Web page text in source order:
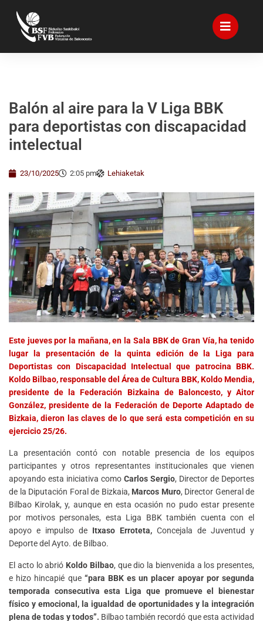
Balón al aire para la V Liga BBK
para deportistas con discapacidad
intelectual
23/10/2025 2:05 pm Lehiaketak
Este jueves por la mañana, en la Sala BBK de Gran Vía, ha tenido
lugar la presentación de la quinta edición de la Liga para
Deportistas con Discapacidad Intelectual que patrocina BBK.
Koldo Bilbao, responsable del Área de Cultura BBK, Koldo Mendia,
presidente de la Federación Bizkaina de Baloncesto, y Aitor
González, presidente de la Federación de Deporte Adaptado de
Bizkaia, dieron las claves de lo que será esta competición en su
ejercicio 25/26.
La presentación contó con notable presencia de los equipos
participantes y otros representantes institucionales que vienen
apoyando esta iniciativa como Carlos Sergio, Director de Deportes
de la Diputación Foral de Bizkaia, Marcos Muro, Director General de
Bilbao Kirolak, y, aunque en esta ocasión no pudo estar presente
por motivos personales, esta Liga BBK también cuenta con el
apoyo e impulso de Itxaso Erroteta, Concejala de Juventud y
Deporte del Ayto. de Bilbao.
El acto lo abrió Koldo Bilbao, que dio la bienvenida a los presentes,
e hizo hincapié que “para BBK es un placer apoyar por segunda
temporada consecutiva esta Liga que promueve el bienestar
físico y emocional, la igualdad de oportunidades y la integración
plena de todas y todos”. Bilbao también recordó que esta actividad